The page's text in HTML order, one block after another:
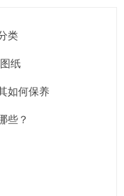
类
纸
如何保养
些？